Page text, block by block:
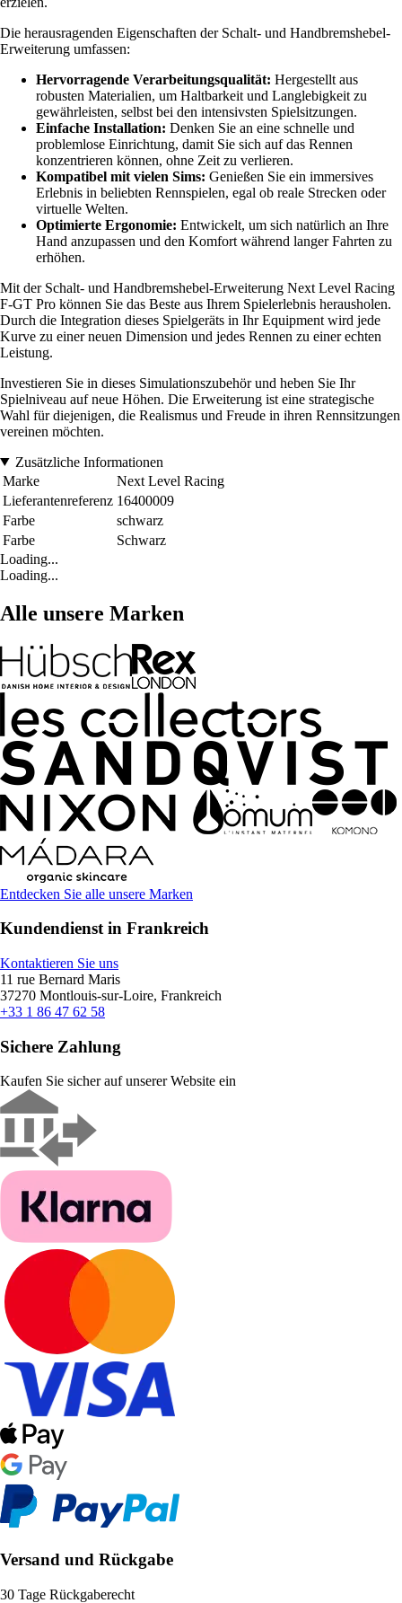
Die herausragenden Eigenschaften der Schalt- und Handbremshebel-
Erweiterung umfassen:
Hervorragende Verarbeitungsqualität: Hergestellt aus
robusten Materialien, um Haltbarkeit und Langlebigkeit zu
gewährleisten, selbst bei den intensivsten Spielsitzungen.
Einfache Installation: Denken Sie an eine schnelle und
problemlose Einrichtung, damit Sie sich auf das Rennen
konzentrieren können, ohne Zeit zu verlieren.
Kompatibel mit vielen Sims: Genießen Sie ein immersives
Erlebnis in beliebten Rennspielen, egal ob reale Strecken oder
virtuelle Welten.
Optimierte Ergonomie: Entwickelt, um sich natürlich an Ihre
Hand anzupassen und den Komfort während langer Fahrten zu
erhöhen.
Mit der Schalt- und Handbremshebel-Erweiterung Next Level Racing
F-GT Pro können Sie das Beste aus Ihrem Spielerlebnis herausholen.
Durch die Integration dieses Spielgeräts in Ihr Equipment wird jede
Kurve zu einer neuen Dimension und jedes Rennen zu einer echten
Leistung.
Investieren Sie in dieses Simulationszubehör und heben Sie Ihr
Spielniveau auf neue Höhen. Die Erweiterung ist eine strategische
Wahl für diejenigen, die Realismus und Freude in ihren Rennsitzungen
vereinen möchten.
Zusätzliche Informationen
Marke
Next Level Racing
Lieferantenreferenz 16400009
Farbe
schwarz
Farbe
Schwarz
Loading...
Loading...
Alle unsere Marken
Entdecken Sie alle unsere Marken
Kundendienst in Frankreich
Kontaktieren Sie uns
11 rue Bernard Maris
37270 Montlouis-sur-Loire, Frankreich
+33 1 86 47 62 58
Sichere Zahlung
Kaufen Sie sicher auf unserer Website ein
Versand und Rückgabe
30 Tage Rückgaberecht